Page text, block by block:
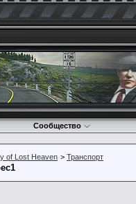
Сообщество
of Lost Heaven > Транспорт